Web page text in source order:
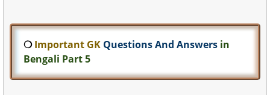
❍Important GK Questions And Answers in
Bengali Part 5